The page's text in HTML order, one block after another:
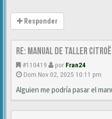
Responder
Re: Manual de Taller
#110419 por Fran24
Dom Nov 02, 2025 10:11 pm
Alguien me podría pasar el